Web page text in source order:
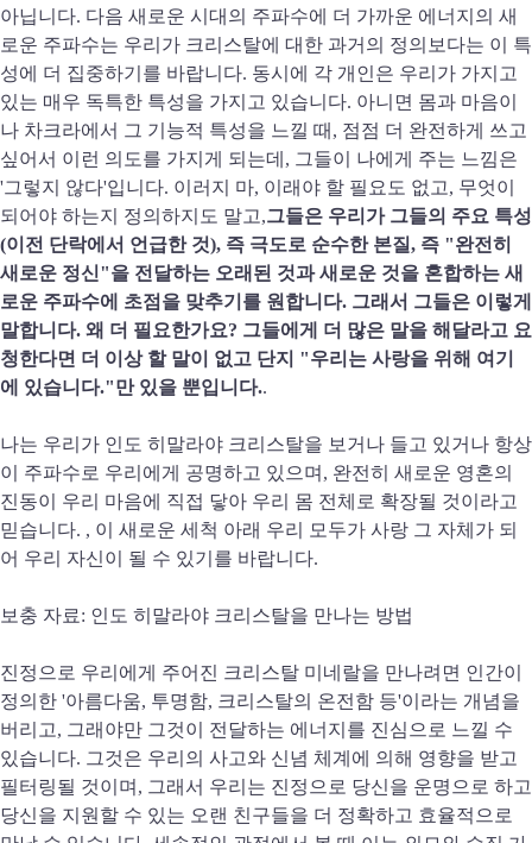
아닙니다. 다음 새로운 시대의 주파수에 더 가까운 에너지의 새
로운 주파수는 우리가 크리스탈에 대한 과거의 정의보다는 이 특
성에 더 집중하기를 바랍니다. 동시에 각 개인은 우리가 가지고
있는 매우 독특한 특성을 가지고 있습니다. 아니면 몸과 마음이
나 차크라에서 그 기능적 특성을 느낄 때, 점점 더 완전하게 쓰고
싶어서 이런 의도를 가지게 되는데, 그들이 나에게 주는 느낌은
'그렇지 않다'입니다. 이러지 마, 이래야 할 필요도 없고, 무엇이
되어야 하는지 정의하지도 말고,그들은 우리가 그들의 주요 특성
(이전 단락에서 언급한 것), 즉 극도로 순수한 본질, 즉 "완전히
새로운 정신"을 전달하는 오래된 것과 새로운 것을 혼합하는 새
로운 주파수에 초점을 맞추기를 원합니다. 그래서 그들은 이렇게
말합니다. 왜 더 필요한가요? 그들에게 더 많은 말을 해달라고 요
청한다면 더 이상 할 말이 없고 단지 "우리는 사랑을 위해 여기
에 있습니다."만 있을 뿐입니다..
나는 우리가 인도 히말라야 크리스탈을 보거나 들고 있거나 항상
이 주파수로 우리에게 공명하고 있으며, 완전히 새로운 영혼의
진동이 우리 마음에 직접 닿아 우리 몸 전체로 확장될 것이라고
믿습니다. , 이 새로운 세척 아래 우리 모두가 사랑 그 자체가 되
어 우리 자신이 될 수 있기를 바랍니다.
보충 자료: 인도 히말라야 크리스탈을 만나는 방법
진정으로 우리에게 주어진 크리스탈 미네랄을 만나려면 인간이
정의한 '아름다움, 투명함, 크리스탈의 온전함 등'이라는 개념을
버리고, 그래야만 그것이 전달하는 에너지를 진심으로 느낄 수
있습니다. 그것은 우리의 사고와 신념 체계에 의해 영향을 받고
필터링될 것이며, 그래서 우리는 진정으로 당신을 운명으로 하고
당신을 지원할 수 있는 오랜 친구들을 더 정확하고 효율적으로